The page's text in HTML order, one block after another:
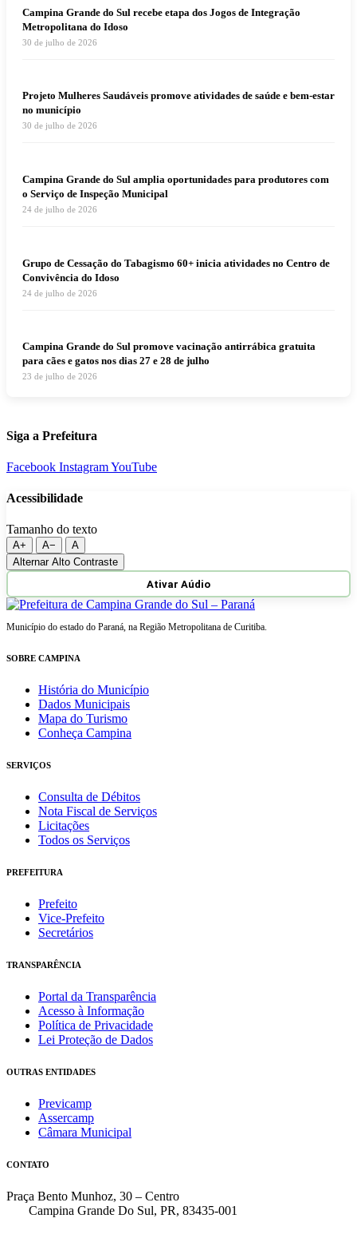
Campina Grande do Sul recebe etapa dos Jogos de Integração
Metropolitana do Idoso
30 de julho de 2026
Projeto Mulheres Saudáveis promove atividades de saúde e bem-estar
no município
30 de julho de 2026
Campina Grande do Sul amplia oportunidades para produtores com
o Serviço de Inspeção Municipal
24 de julho de 2026
Grupo de Cessação do Tabagismo 60+ inicia atividades no Centro de
Convivência do Idoso
24 de julho de 2026
Campina Grande do Sul promove vacinação antirrábica gratuita
para cães e gatos nos dias 27 e 28 de julho
23 de julho de 2026
Siga a Prefeitura
Facebook InstagramYouTube
Acessibilidade
Tamanho do texto
A+ A−
A
Alternar Alto Contraste
Ativar Aúdio
Município do estado do Paraná, na Região Metropolitana de Curitiba.
SOBRE CAMPINA
História do Município
Dados Municipais
Mapa do Turismo
Conheça Campina
SERVIÇOS
Consulta de Débitos
Nota Fiscal de Serviços
Licitações
Todos os Serviços
PREFEITURA
Prefeito
Vice-Prefeito
Secretários
TRANSPARÊNCIA
Portal da Transparência
Acesso à Informação
Política de Privacidade
Lei Proteção de Dados
OUTRAS ENTIDADES
Previcamp
Assercamp
Câmara Municipal
CONTATO
Praça Bento Munhoz, 30 – Centro
Campina Grande Do Sul, PR, 83435-001